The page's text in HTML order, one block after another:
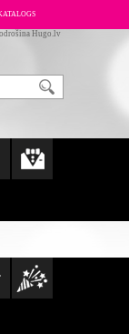
Hugo.lv